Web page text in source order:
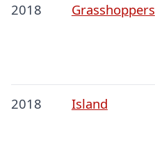
2018 Grasshoppers
2018 Island